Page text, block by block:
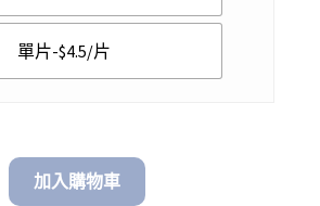
單片-$4.5/片
加入購物車